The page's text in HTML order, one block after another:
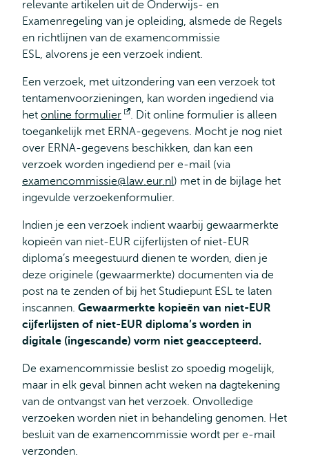
relevante artikelen uit de Onderwijs- en
Examenregeling van je opleiding, alsmede de Regels
en richtlijnen van de examencommissie
ESL, alvorens je een verzoek indient.
Een verzoek, met uitzondering van een verzoek tot
tentamenvoorzieningen, kan worden ingediend via
het online formulier
Opent
extern
. Dit online formulier is alleen
toegankelijk met ERNA-gegevens. Mocht je nog niet
over ERNA-gegevens beschikken, dan kan een
verzoek worden ingediend per e-mail (via
examencommissie@law.eur.nl) met in de bijlage het
ingevulde verzoekenformulier.
Indien je een verzoek indient waarbij gewaarmerkte
kopieën van niet-EUR cijferlijsten of niet-EUR
diploma’s meegestuurd dienen te worden, dien je
deze originele (gewaarmerkte) documenten via de
post na te zenden of bij het Studiepunt ESL te laten
inscannen. Gewaarmerkte kopieën van niet-EUR
cijferlijsten of niet-EUR diploma’s worden in
digitale (ingescande) vorm niet geaccepteerd.
De examencommissie beslist zo spoedig mogelijk,
maar in elk geval binnen acht weken na dagtekening
van de ontvangst van het verzoek. Onvolledige
verzoeken worden niet in behandeling genomen. Het
besluit van de examencommissie wordt per e-mail
verzonden.